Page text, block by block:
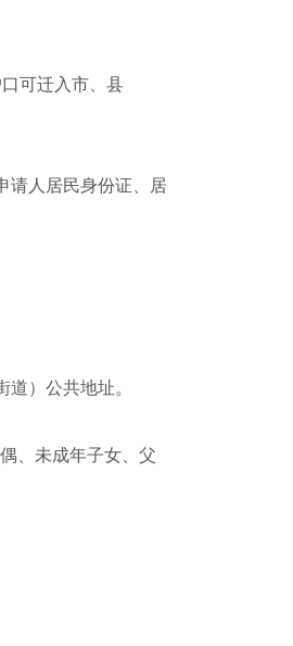
可迁入市、县
请人居民身份证、居
）公共地址。
、未成年子女、父